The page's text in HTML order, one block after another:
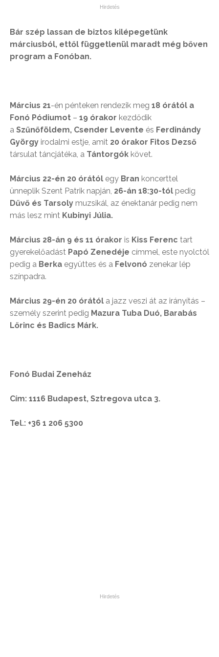
Bár szép lassan de biztos kilépegetünk
márciusból, ettől függetlenül maradt még bőven
program a Fonóban.
Március 21-én pénteken rendezik meg 18 órától a
Fonó Pódiumot – 19 órakor kezdődik
a Szűnőföldem, Csender Levente és Ferdinándy
György irodalmi estje, amit 20 órakor Fitos Dezső
társulat táncjátéka, a Tántorgók követ.
Március 22-én 20 órától egy Bran koncerttel
ünneplik Szent Patrik napján, 26-án 18:30-tól pedig
Dűvő és Tarsoly muzsikál, az énektanár pedig nem
más lesz mint Kubinyi Júlia.
Március 28-án 9 és 11 órakor is Kiss Ferenc tart
gyerekelőadást Papó Zenedéje címmel, este nyolctól
pedig a Berka együttes és a Felvonó zenekar lép
színpadra.
Március 29-én 20 órától a jazz veszi át az irányítás –
személy szerint pedig Mazura Tuba Duó, Barabás
Lőrinc és Badics Márk.
Fonó Budai Zeneház
Cím: 1116 Budapest, Sztregova utca 3.
Tel.: +36 1 206 5300